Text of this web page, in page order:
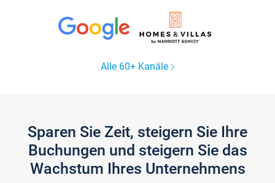
Alle 60+ Kanäle
Sparen Sie Zeit, steigern Sie Ihre
Buchungen und steigern Sie das
Wachstum Ihres Unternehmens